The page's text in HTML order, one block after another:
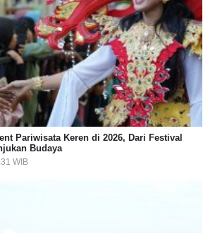
Pariwisata Keren di 2026, Dari Festival
Budaya
WIB